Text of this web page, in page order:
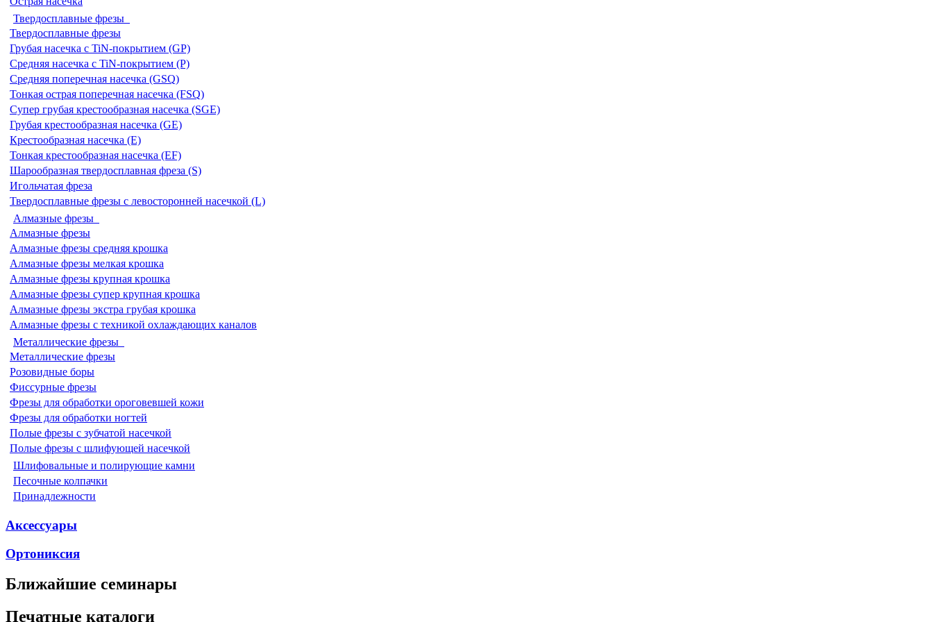
Твердосплавные фрезы
Твердосплавные фрезы
Грубая насечка с TiN-покрытием (GP)
Средняя насечка с TiN-покрытием (P)
Средняя поперечная насечка (GSQ)
Тонкая острая поперечная насечка (FSQ)
Супер грубая крестообразная насечка (SGE)
Грубая крестообразная насечка (GE)
Крестообразная насечка (E)
Тонкая крестообразная насечка (EF)
Шарообразная твердосплавная фреза (S)
Игольчатая фреза
Твердосплавные фрезы с левосторонней насечкой (L)
Алмазные фрезы
Алмазные фрезы
Алмазные фрезы средняя крошка
Алмазные фрезы мелкая крошка
Алмазные фрезы крупная крошка
Алмазные фрезы супер крупная крошка
Алмазные фрезы экстра грубая крошка
Алмазные фрезы с техникой охлаждающих каналов
Металлические фрезы
Металлические фрезы
Розовидные боры
Фиссурные фрезы
Фрезы для обработки ороговевшей кожи
Фрезы для обработки ногтей
Полые фрезы с зубчатой насечкой
Полые фрезы с шлифующей насечкой
Шлифовальные и полирующие камни
Песочные колпачки
Принадлежности
Аксессуары
Ортониксия
Ближайшие семинары
Печатные каталоги